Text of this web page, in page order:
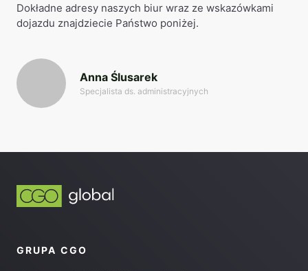
Dokładne adresy naszych biur wraz ze wskazówkami
dojazdu znajdziecie Państwo poniżej.
Anna Ślusarek
Specjalista ds. administracyjnych
GRUPA CGO